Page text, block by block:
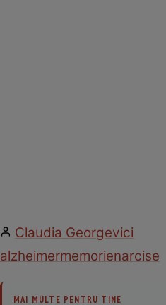
Claudia Georgevici
alzheimermemorienarcise
MAI MULTE PENTRU TINE